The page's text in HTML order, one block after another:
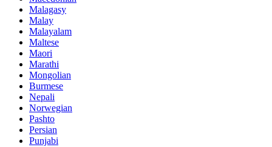
Malagasy
Malay
Malayalam
Maltese
Maori
Marathi
Mongolian
Burmese
Nepali
Norwegian
Pashto
Persian
Punjabi